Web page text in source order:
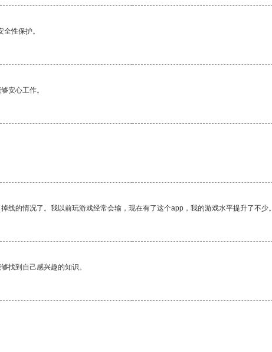
性保护。
安心工作。
线的情况了。我以前玩游戏经常会输，现在有了这个app，我的游戏水平提升了不少。
找到自己感兴趣的知识。